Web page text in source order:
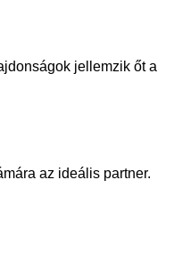
jellemzik őt a
az ideális partner.